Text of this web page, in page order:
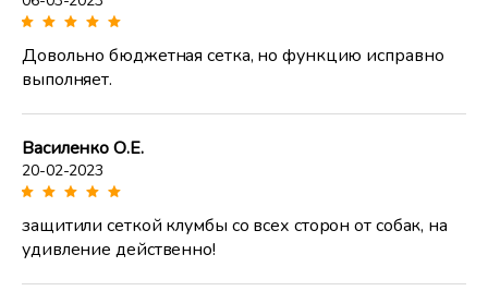
Довольно бюджетная сетка, но функцию исправно
выполняет.
Василенко О.Е.
20-02-2023
защитили сеткой клумбы со всех сторон от собак, на
удивление действенно!